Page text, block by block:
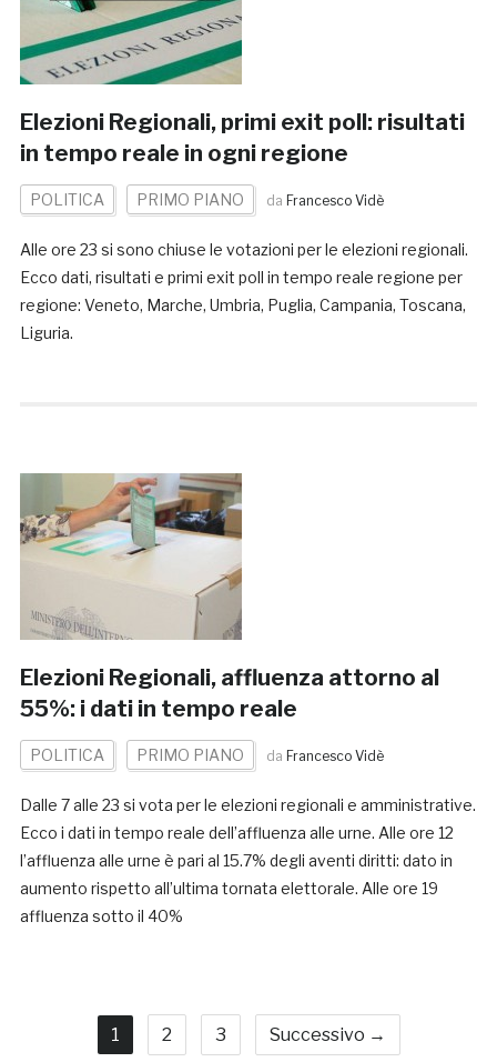
Elezioni Regionali, primi exit poll: risultati
in tempo reale in ogni regione
POLITICA PRIMO PIANO da Francesco Vidè
Alle ore 23 si sono chiuse le votazioni per le elezioni regionali.
Ecco dati, risultati e primi exit poll in tempo reale regione per
regione: Veneto, Marche, Umbria, Puglia, Campania, Toscana,
Liguria.
Elezioni Regionali, affluenza attorno al
55%: i dati in tempo reale
POLITICA PRIMO PIANO da Francesco Vidè
Dalle 7 alle 23 si vota per le elezioni regionali e amministrative.
Ecco i dati in tempo reale dell’affluenza alle urne. Alle ore 12
l’affluenza alle urne è pari al 15.7% degli aventi diritti: dato in
aumento rispetto all’ultima tornata elettorale. Alle ore 19
affluenza sotto il 40%
1 2 3 Successivo →